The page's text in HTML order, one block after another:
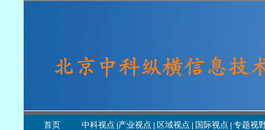
首页 中科视点 产业视点 区域视点 国际视点 专题视